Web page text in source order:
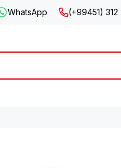
WhatsApp (+99451)